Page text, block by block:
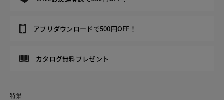
アプリダウンロードで500円OFF！
カタログ無料プレゼント
特集